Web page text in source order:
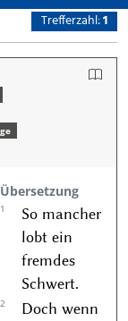
Trefferzahl:1
Übersetzung
1
So mancher
lobt ein
fremdes
Schwert.
2
Doch wenn